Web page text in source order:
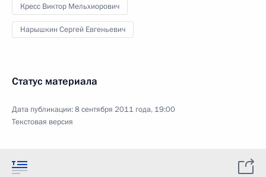
Кресс Виктор Мельхиорович
Нарышкин Сергей Евгеньевич
Статус материала
Дата публикации:8 сентября 2011 года, 19:00
Текстовая версия